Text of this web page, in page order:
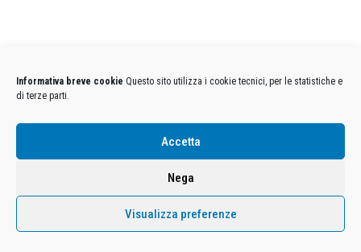
Informativa breve cookie Questo sito utilizza i cookie tecnici, per le statistiche e
di terze parti.
Accetta
Nega
Visualizza preferenze